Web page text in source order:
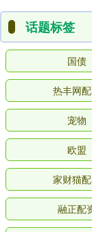
话题标签
国债
热丰网
宠物
欧盟
家财猫
融正配